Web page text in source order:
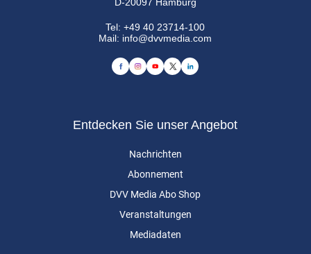
Tel:+49 40 23714-100
Mail: info@dvvmedia.com
Entdecken Sie unser Angebot
Nachrichten
Abonnement
DVV Media Abo Shop
Veranstaltungen
Mediadaten